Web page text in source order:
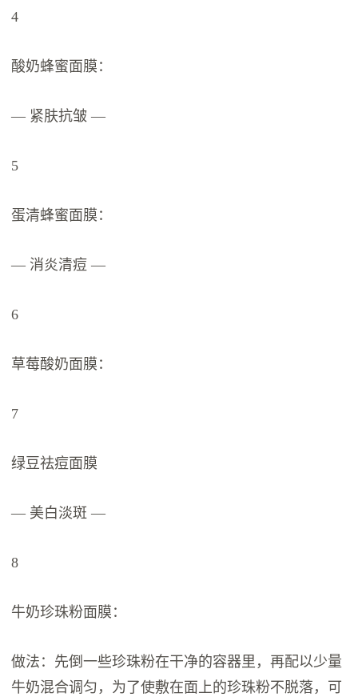
4
酸奶蜂蜜面膜：
— 紧肤抗皱 —
5
蛋清蜂蜜面膜：
— 消炎清痘 —
6
草莓酸奶面膜：
7
绿豆祛痘面膜
— 美白淡斑 —
8
牛奶珍珠粉面膜：
做法：先倒一些珍珠粉在干净的容器里，再配以少量
牛奶混合调匀，为了使敷在面上的珍珠粉不脱落，可